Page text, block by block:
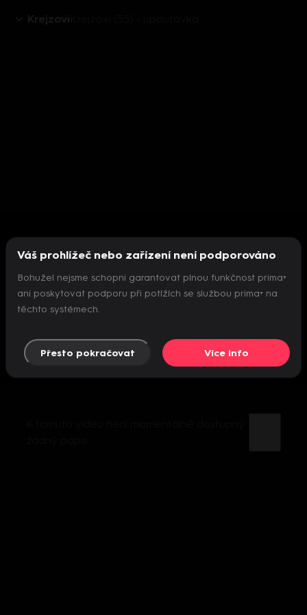
Krejzovi
Nepodařilo se inicializovat přehrávač
Váš prohlížeč nebo zařízení není podporováno
Bohužel nejsme schopni garantovat plnou funkčnost prima+
ani poskytovat podporu při potížích se službou prima+ na
těchto systémech.
Přesto pokračovat Více info